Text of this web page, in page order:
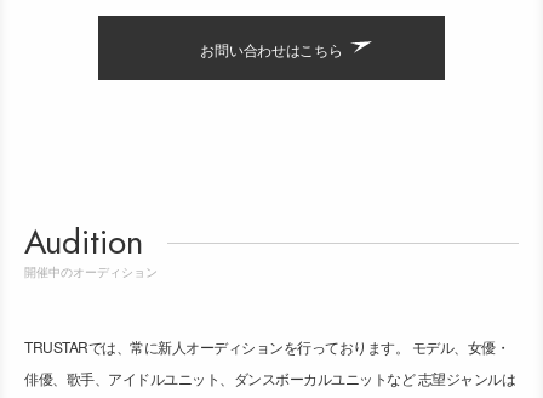
お問い合わせはこちら
Audition
開催中のオーディション
TRUSTARでは、常に新人オーディションを行っております。 モデル、女優・
俳優、歌手、アイドルユニット、ダンスボーカルユニットなど 志望ジャンルは